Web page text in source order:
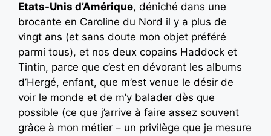
Etats-Unis d’Amérique, déniché dans une
brocante en Caroline du Nord il y a plus de
vingt ans (et sans doute mon objet préféré
parmi tous), et nos deux copains Haddock et
Tintin, parce que c’est en dévorant les albums
d’Hergé, enfant, que m’est venue le désir de
voir le monde et de m’y balader dès que
possible (ce que j’arrive à faire assez souvent
grâce à mon métier – un privilège que je mesure